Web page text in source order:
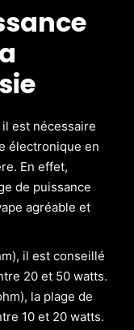
est nécessaire
électronique en
En effet,
de puissance
agréable et
il est conseillé
20 et 50 watts.
la plage de
10 et 20 watts.